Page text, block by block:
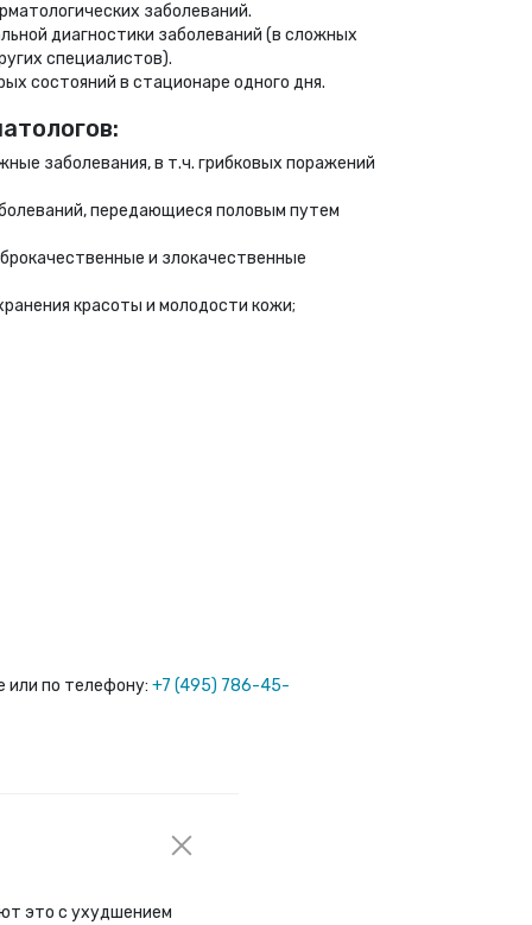
заболеваний.
диагностики заболеваний (в сложных
специалистов).
состояний в стационаре одного дня.
заболевания, в т.ч. грибковых поражений
передающиеся половым путем
и злокачественные
красоты и молодости кожи;
или по телефону: +7 (495) 786-45-
это с ухудшением